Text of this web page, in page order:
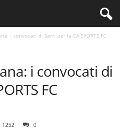
i convocati di Sarri per la EA SPORTS FC
i convocati di
FC
1252 0